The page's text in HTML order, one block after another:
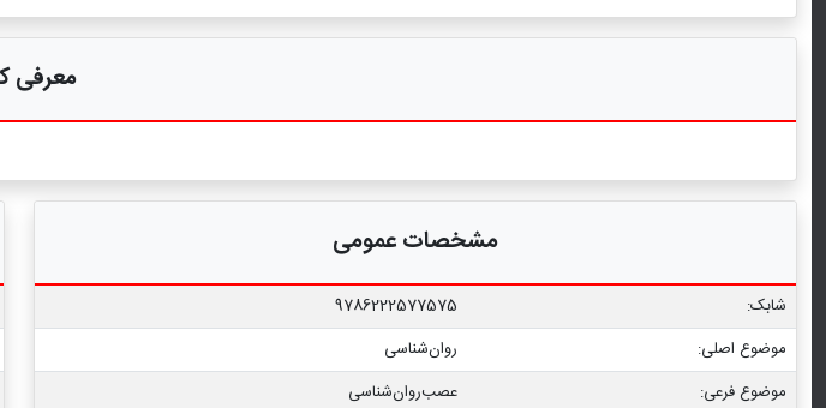
معرفی
مشخصات عمومی
شابک:
9786222577575
موضوع اصلی:
روان‌شناسی
موضوع فرعی:
عصب‏‌روان‏‌شناسی